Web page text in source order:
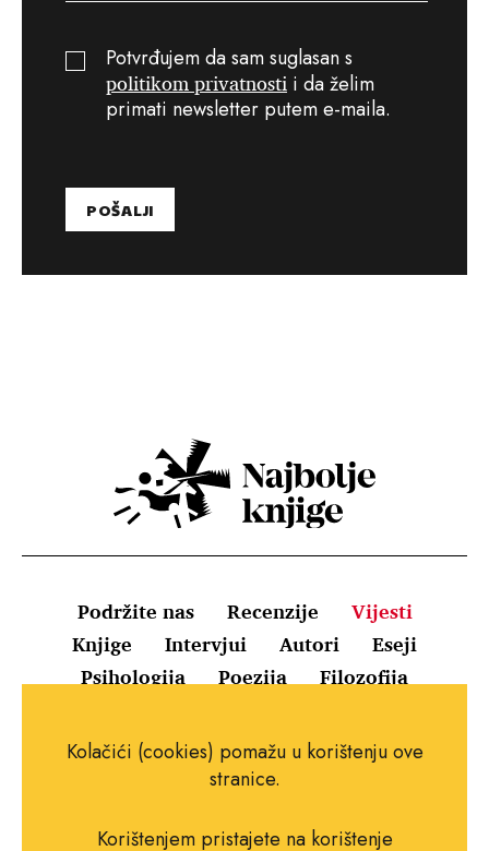
Potvrđujem da sam suglasan s
politikom privatnosti i da želim
primati newsletter putem e-maila.
Podržite nas Recenzije
Vijesti
Knjige
Intervjui Autori
Eseji
Psihologija
Poezija Filozofija
Uvjeti korištenja
Pravila o kolačićima
Impressum
Kolačići (cookies) pomažu u korištenju ove
stranice.
Korištenjem pristajete na korištenje